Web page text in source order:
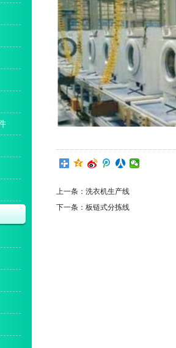
上一条： 洗衣机生产线
下一条： 板链式分拣线